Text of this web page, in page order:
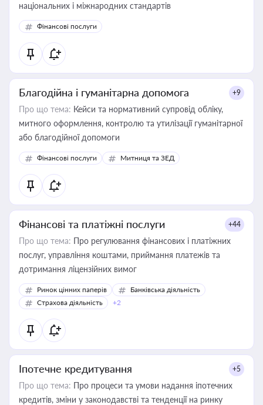
національних і міжнародних стандартів
Фінансові послуги
Благодійна і гуманітарна допомога +9
Про що тема: Кейси та нормативний супровід обліку,
митного оформлення, контролю та утилізації гуманітарної
або благодійної допомоги
Фінансові послуги Митниця та ЗЕД
Фінансові та платіжні послуги +44
Про що тема: Про регулювання фінансових і платіжних
послуг, управління коштами, приймання платежів та
дотримання ліцензійних вимог
Ринок цінних паперів
Банківська діяльність
Страхова діяльність
+2
Іпотечне кредитування +5
Про що тема: Про процеси та умови надання іпотечних
кредитів, зміни у законодавстві та тенденції на ринку